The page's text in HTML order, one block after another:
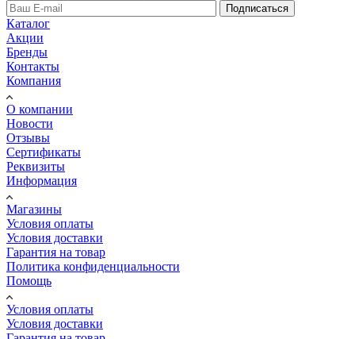
Подписаться
Каталог
Акции
Бренды
Контакты
Компания
О компании
Новости
Отзывы
Сертификаты
Реквизиты
Информация
Магазины
Условия оплаты
Условия доставки
Гарантия на товар
Политика конфиденциальности
Помощь
Условия оплаты
Условия доставки